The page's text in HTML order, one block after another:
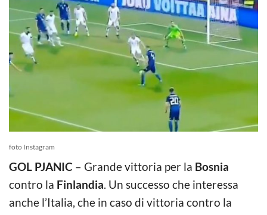
foto Instagram
GOL PJANIC – Grande vittoria per la Bosnia
contro la Finlandia. Un successo che interessa
anche l’Italia, che in caso di vittoria contro la